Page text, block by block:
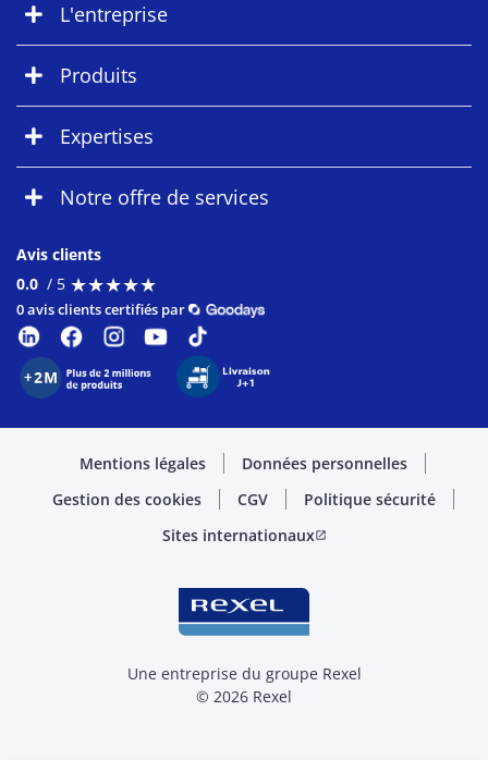
L'entreprise
Produits
Expertises
Notre offre de services
Avis clients
0.0 / 5 ★★★★★
★★★★★
0 avis clients certifiés par
Mentions légales
Données personnelles
Gestion des cookies
CGV
Politique sécurité
Sites internationauxopen_in_new
Une entreprise du groupe Rexel
© 2026 Rexel